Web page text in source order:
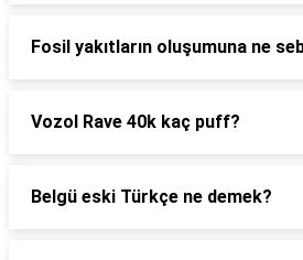
Fosil yakıtların oluşumuna ne
Vozol Rave 40k kaç puff?
Belgü eski Türkçe ne demek?